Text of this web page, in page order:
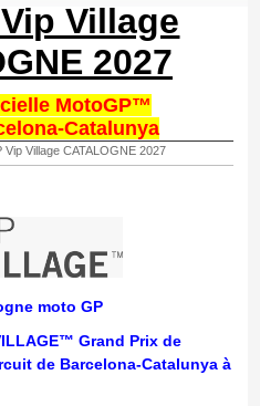
Village
2027
MotoGP™
Catalunya
Vip Village CATALOGNE 2027
moto GP
Grand Prix de
de Barcelona-Catalunya à